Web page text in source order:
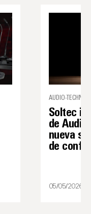
AUDIO-
Soltec
de
nueva
de
05/05/2026